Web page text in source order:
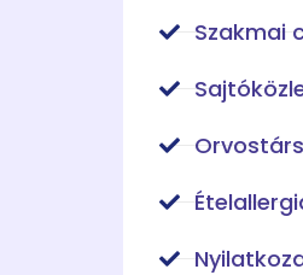
Szakmai